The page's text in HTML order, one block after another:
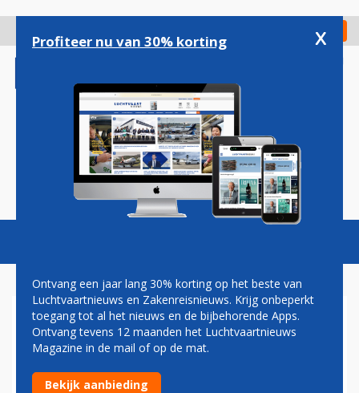
gaan
Check in
Magazine Podcasts Vacatures
GUILLAUME BURGHOUWT:
THE REAL THING
Profiteer nu van 30% korting x
Ontvang een jaar lang 30% korting op het beste van
Luchtvaartnieuws en Zakenreisnieuws. Krijg onbeperkt
toegang tot al het nieuws en de bijbehorende Apps.
Ontvang tevens 12 maanden het Luchtvaartnieuws
Magazine in de mail of op de mat.
Bekijk aanbieding